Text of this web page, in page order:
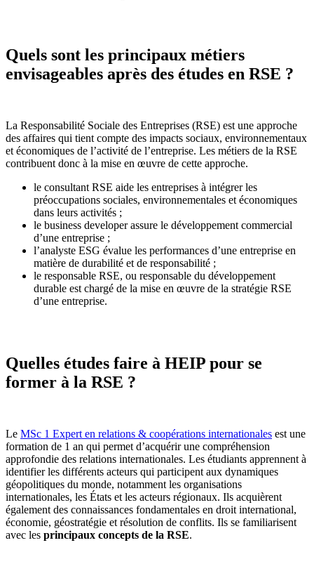
Quels sont les principaux métiers
envisageables après des études en RSE ?
La Responsabilité Sociale des Entreprises (RSE) est une approche
des affaires qui tient compte des impacts sociaux, environnementaux
et économiques de l’activité de l’entreprise. Les métiers de la RSE
contribuent donc à la mise en œuvre de cette approche.
le consultant RSE aide les entreprises à intégrer les
préoccupations sociales, environnementales et économiques
dans leurs activités ;
le business developer assure le développement commercial
d’une entreprise ;
l’analyste ESG évalue les performances d’une entreprise en
matière de durabilité et de responsabilité ;
le responsable RSE, ou responsable du développement
durable est chargé de la mise en œuvre de la stratégie RSE
d’une entreprise.
Quelles études faire à HEIP pour se
former à la RSE ?
Le MSc 1 Expert en relations & coopérations internationales est une
formation de 1 an qui permet d’acquérir une compréhension
approfondie des relations internationales. Les étudiants apprennent à
identifier les différents acteurs qui participent aux dynamiques
géopolitiques du monde, notamment les organisations
internationales, les États et les acteurs régionaux. Ils acquièrent
également des connaissances fondamentales en droit international,
économie, géostratégie et résolution de conflits. Ils se familiarisent
avec les principaux concepts de la RSE.